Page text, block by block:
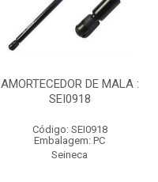
AMORTECEDOR DE MALA :
SEI0918
Código: SEI0918
Embalagem: PC
Seineca